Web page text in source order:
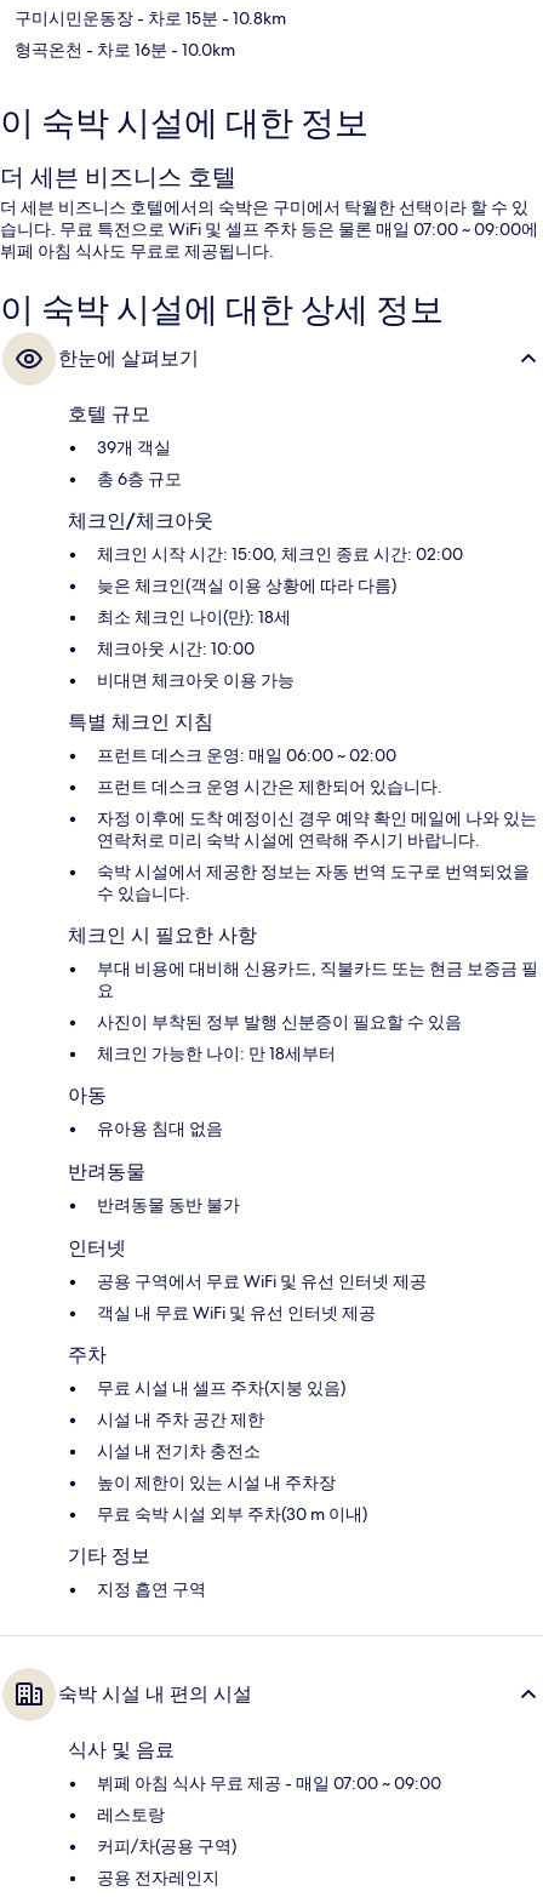
구미시민운동장- 차로 15분 - 10.8km
형곡온천 - 차로 16분 - 10.0km
이 숙박 시설에 대한 정보
더 세븐 비즈니스 호텔
더 세븐 비즈니스 호텔에서의 숙박은 구미에서 탁월한 선택이라 할 수 있
습니다. 무료 특전으로 WiFi 및 셀프 주차 등은 물론 매일 07:00 ~ 09:00에
뷔페 아침 식사도 무료로 제공됩니다.
이 숙박 시설에 대한 상세 정보
한눈에 살펴보기
호텔 규모
39개 객실
총 6층 규모
체크인/체크아웃
체크인 시작 시간: 15:00, 체크인 종료 시간: 02:00
늦은 체크인(객실 이용 상황에 따라 다름)
최소 체크인 나이(만): 18세
체크아웃 시간: 10:00
비대면 체크아웃 이용 가능
특별 체크인 지침
프런트 데스크 운영: 매일 06:00 ~ 02:00
프런트 데스크 운영 시간은 제한되어 있습니다.
자정 이후에 도착 예정이신 경우 예약 확인 메일에 나와 있는
연락처로 미리 숙박 시설에 연락해 주시기 바랍니다.
숙박 시설에서 제공한 정보는 자동 번역 도구로 번역되었을
수 있습니다.
체크인 시 필요한 사항
부대 비용에 대비해 신용카드, 직불카드 또는 현금 보증금 필
요
사진이 부착된 정부 발행 신분증이 필요할 수 있음
체크인 가능한 나이: 만 18세부터
아동
유아용 침대 없음
반려동물
반려동물 동반 불가
인터넷
공용 구역에서 무료 WiFi 및 유선 인터넷 제공
객실 내 무료 WiFi 및 유선 인터넷 제공
주차
무료 시설 내 셀프 주차(지붕 있음)
시설 내 주차 공간 제한
시설 내 전기차 충전소
높이 제한이 있는 시설 내 주차장
무료 숙박 시설 외부 주차(30 m 이내)
기타 정보
지정 흡연 구역
숙박 시설 내 편의 시설
식사 및 음료
뷔페 아침 식사 무료 제공 - 매일 07:00 ~ 09:00
레스토랑
커피/차(공용 구역)
공용 전자레인지